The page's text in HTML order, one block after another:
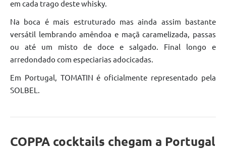
em cada trago deste whisky.
Na boca é mais estruturado mas ainda assim bastante
versátil lembrando amêndoa e maçã caramelizada, passas
ou até um misto de doce e salgado. Final longo e
arredondado com especiarias adocicadas.
Em Portugal, TOMATIN é oficialmente representado pela
SOLBEL.
COPPA cocktails chegam a Portugal